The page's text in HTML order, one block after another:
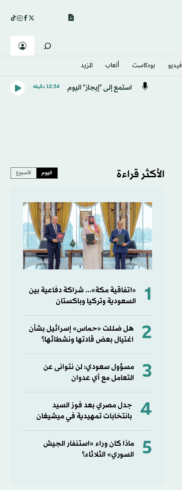
فيديو بودكاست ألعاب المزيد
استمع إلى "إيجاز" اليوم 12:34 دقيقه
الأكثر قراءة اليوم الأسبوع
1
«اتفاقية مكة»... شراكة دفاعية بين
السعودية وتركيا وباكستان
2
هل ضللت «حماس» إسرائيل بشأن
اغتيال بعض قادتها ونشطائها؟
3
مسؤول سعودي: لن نتوانى عن
التعامل مع أي عدوان
4
جدل مصري بعد فوز السيد
بانتخابات تمهيدية في ميشيغان
5
ماذا كان وراء «استنفار الجيش
السوري» الثلاثاء؟